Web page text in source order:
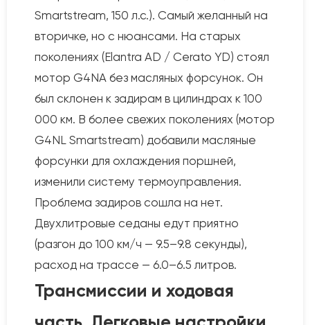
Smartstream, 150 л.с.). Самый желанный на
вторичке, но с нюансами. На старых
поколениях (Elantra AD / Cerato YD) стоял
мотор G4NA без масляных форсунок. Он
был склонен к задирам в цилиндрах к 100
000 км. В более свежих поколениях (мотор
G4NL Smartstream) добавили масляные
форсунки для охлаждения поршней,
изменили систему термоуправления.
Проблема задиров сошла на нет.
Двухлитровые седаны едут приятно
(разгон до 100 км/ч — 9.5–9.8 секунды),
расход на трассе — 6.0–6.5 литров.
Трансмиссии и ходовая